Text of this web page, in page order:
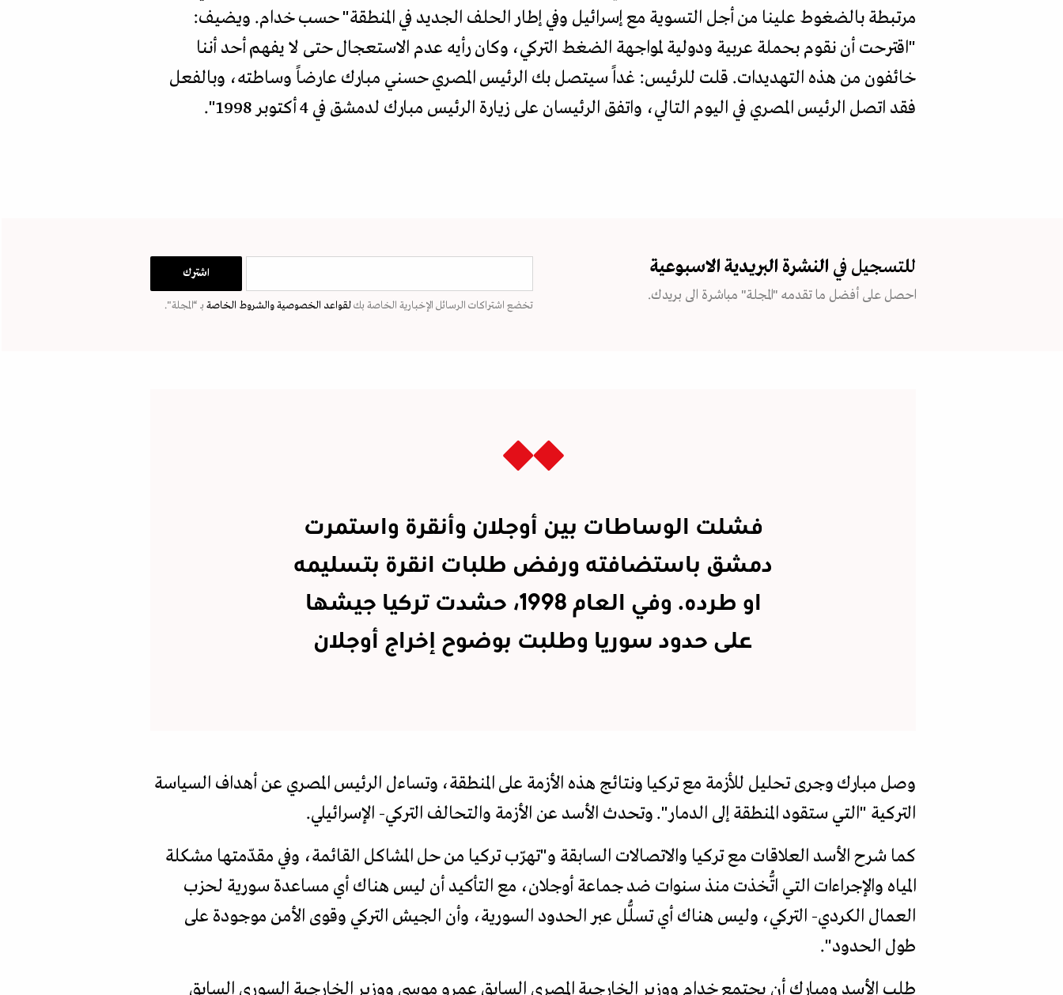
مرتبطة بالضغوط علينا من أجل التسوية مع إسرائيل وفي إطار الحلف الجديد في المنطقة" حسب خدام. ويضيف:
"اقترحت أن نقوم بحملة عربية ودولية لمواجهة الضغط التركي، وكان رأيه عدم الاستعجال حتى لا يفهم أحد أننا
خائفون من هذه التهديدات. قلت للرئيس: غداً سيتصل بك الرئيس المصري حسني مبارك عارضاً وساطته، وبالفعل
فقد اتصل الرئيس المصري في اليوم التالي، واتفق الرئيسان على زيارة الرئيس مبارك لدمشق في 4 أكتوبر 1998".
للتسجيل في النشرة البريدية الاسبوعية
احصل على أفضل ما تقدمه "المجلة" مباشرة الى بريدك.
تخضع اشتراكات الرسائل الإخبارية الخاصة بكلقواعد الخصوصيةوالشروط الخاصة بـ “المجلة".
فشلت الوساطات بين أوجلان وأنقرة واستمرت
دمشق باستضافته ورفض طلبات انقرة بتسليمه
او طرده. وفي العام 1998، حشدت تركيا جيشها
على حدود سوريا وطلبت بوضوح إخراج أوجلان
وصل مبارك وجرى تحليل للأزمة مع تركيا ونتائج هذه الأزمة على المنطقة، وتساءل الرئيس المصري عن أهداف السياسة
التركية "التي ستقود المنطقة إلى الدمار". وتحدث الأسد عن الأزمة والتحالف التركي- الإسرائيلي.
كما شرح الأسد العلاقات مع تركيا والاتصالات السابقة و"تهرّب تركيا من حل المشاكل القائمة، وفي مقدّمتها مشكلة
المياه والإجراءات التي اتُّخذت منذ سنوات ضد جماعة أوجلان، مع التأكيد أن ليس هناك أي مساعدة سورية لحزب
العمال الكردي- التركي، وليس هناك أي تسلُّل عبر الحدود السورية، وأن الجيش التركي وقوى الأمن موجودة على
طول الحدود".
طلب الأسد ومبارك أن يجتمع خدام ووزير الخارجية المصري السابق عمرو موسى ووزير الخارجية السوري السابق